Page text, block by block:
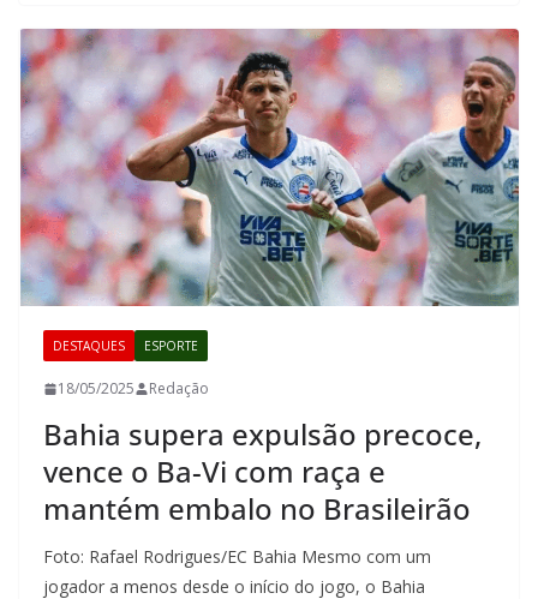
DESTAQUES ESPORTE
18/05/2025 Redação
Bahia supera expulsão precoce,
vence o Ba-Vi com raça e
mantém embalo no Brasileirão
Foto: Rafael Rodrigues/EC Bahia Mesmo com um
jogador a menos desde o início do jogo, o Bahia